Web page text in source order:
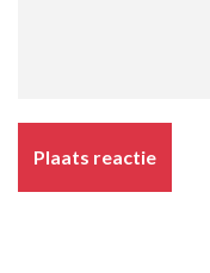
Plaats reactie